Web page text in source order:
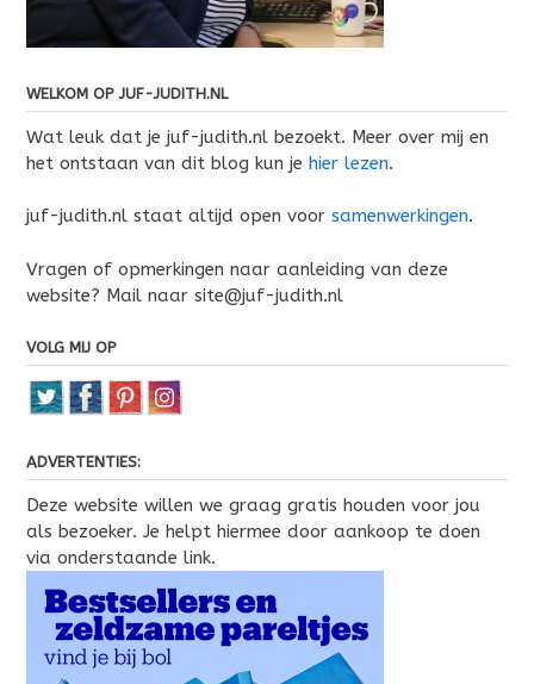
WELKOM OP JUF-JUDITH.NL
Wat leuk dat je juf-judith.nl bezoekt. Meer over mij en
het ontstaan van dit blog kun je hier lezen.
juf-judith.nl staat altijd open voor samenwerkingen.
Vragen of opmerkingen naar aanleiding van deze
website? Mail naar site@juf-judith.nl
VOLG MIJ OP
ADVERTENTIES:
Deze website willen we graag gratis houden voor jou
als bezoeker. Je helpt hiermee door aankoop te doen
via onderstaande link.